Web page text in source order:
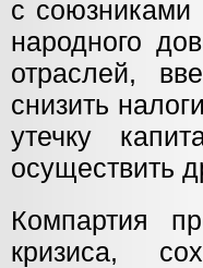
с союзниками
народного
отраслей,
снизить
утечку
осуществить
Компартия
кризиса,